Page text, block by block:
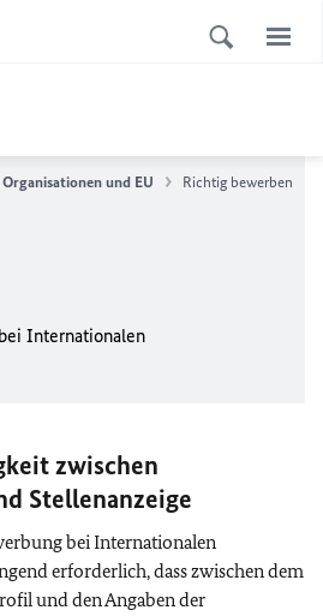
und EU Richtig bewerben
Internationalen
zwischen
Stellenanzeige
bei Internationalen
erforderlich, dass zwischen dem
und den Angaben der